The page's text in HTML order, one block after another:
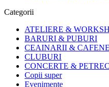
Categorii
ATELIERE &
BARURI & PUBURI
CEAINARII &
CLUBURI
CONCERTE &
Copii super
Evenimente